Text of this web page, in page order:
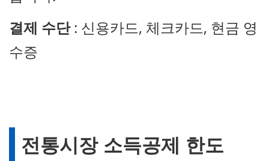
결제 수단: 신용카드, 체크카드, 현금 영
수증
전통시장 소득공제 한도